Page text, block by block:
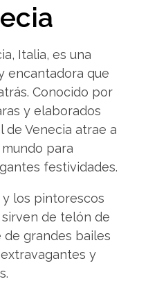
Italia, es una
encantadora que
Conocido por
y elaborados
de Venecia atrae a
para
festividades.
los pintorescos
de telón de
grandes bailes
y